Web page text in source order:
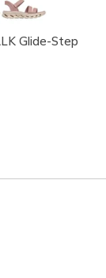
Glide-Step